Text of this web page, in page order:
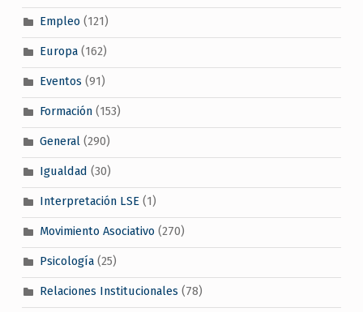
Empleo (121)
Europa(162)
Eventos (91)
Formación(153)
General(290)
Igualdad (30)
Interpretación LSE(1)
Movimiento Asociativo (270)
Psicología(25)
Relaciones Institucionales (78)